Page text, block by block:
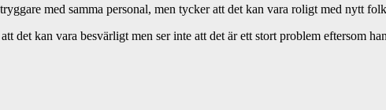
med samma personal, men tycker att det kan vara roligt med nytt
det kan vara besvärligt men ser inte att det är ett stort problem eftersom